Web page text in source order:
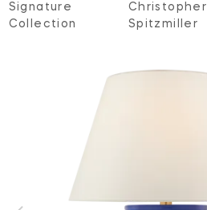
Signature
Collection
Christopher
Spitzmiller